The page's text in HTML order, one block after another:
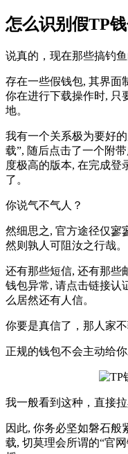
怎么识别假TP
说真的，现在那些搞钓
存在一些假钱包, 其界面
你在进行下载操作时, 只
地。
我有一个关系极为要好
载”, 随后点击了一个附
度极高的版本, 在完成登
了。
你说气不气人？
然细思之, 官方途径仅寥
然则孰人可阻汝之行哉。
还有那些短信, 还有那些
钱包异常, 请点击链接认
么居然还有人信。
你要是真信了，那人家
正规的钱包不会主动给
我一般看到这种，直接
因此, 你务必坚如磐石般
载, 切莫理会所谓的“官